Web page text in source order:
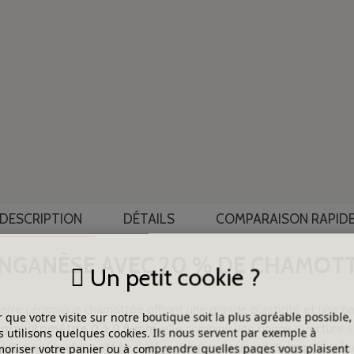
DESCRIPTION DÉTAILS COMPARAISON
AVEC 20 % DE
céramique chamottée offrant une grande plasticité et une
0 à 0,5 mm, elle combine une bonne structure
noire chamottée évolue progressivement du brun foncé
Un petit cookie ?
que votre visite sur notre boutique soit la plus agréable possible,
utilisons quelques cookies. Ils nous servent par exemple à
votre panier ou à comprendre quelles pages vous plaisent